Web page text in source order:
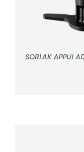
SORLAK APPUI